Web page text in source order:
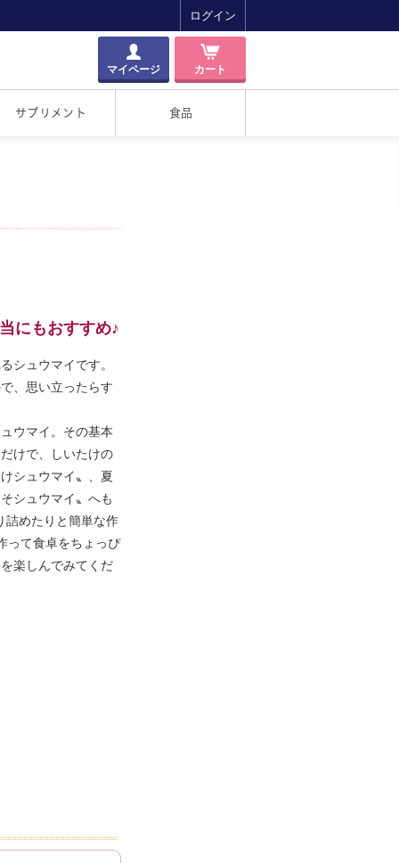
ログイン
マイページ カート
サプリメント 食品
にもおすすめ♪
シュウマイです。
、思い立ったらす
ウマイ。その基本
けで、しいたけの
シュウマイ〟、夏
シュウマイ〟へも
詰めたりと簡単な作
って食卓をちょっぴ
楽しんでみてくだ